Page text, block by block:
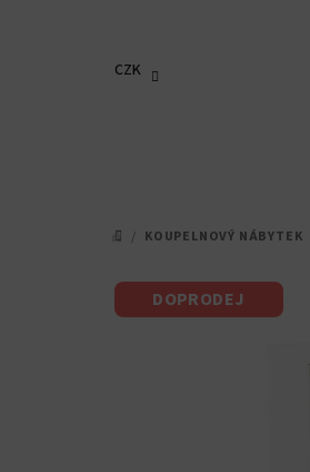
CZK
DOMŮ
/ KOUPELNOVÝ NÁBYTEK
DOPRODEJ